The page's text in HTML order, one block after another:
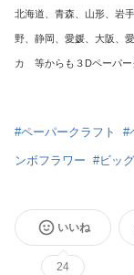
北海道、青森、山形、岩
野、静岡、愛媛、大阪、
カ 等からも３Dペーパー
#ペーパークラフト #
ンボフラワー #ビッ
いいね
24